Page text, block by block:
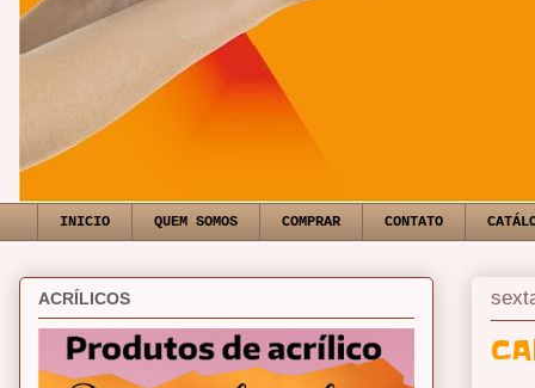
INICIO QUEM SOMOS COMPRAR CONTATO
ACRÍLICOS